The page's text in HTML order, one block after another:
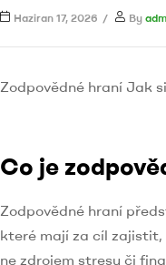
Haziran 17, 2026 By
Zodpovědné hraní Jak
Co je
Zodpovědné hraní
které mají za cíl zajistit,
ne zdrojem stresu či